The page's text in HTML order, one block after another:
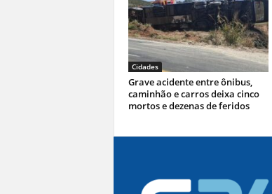
Cidades
Grave acidente entre ônibus,
caminhão e carros deixa cinco
mortos e dezenas de feridos